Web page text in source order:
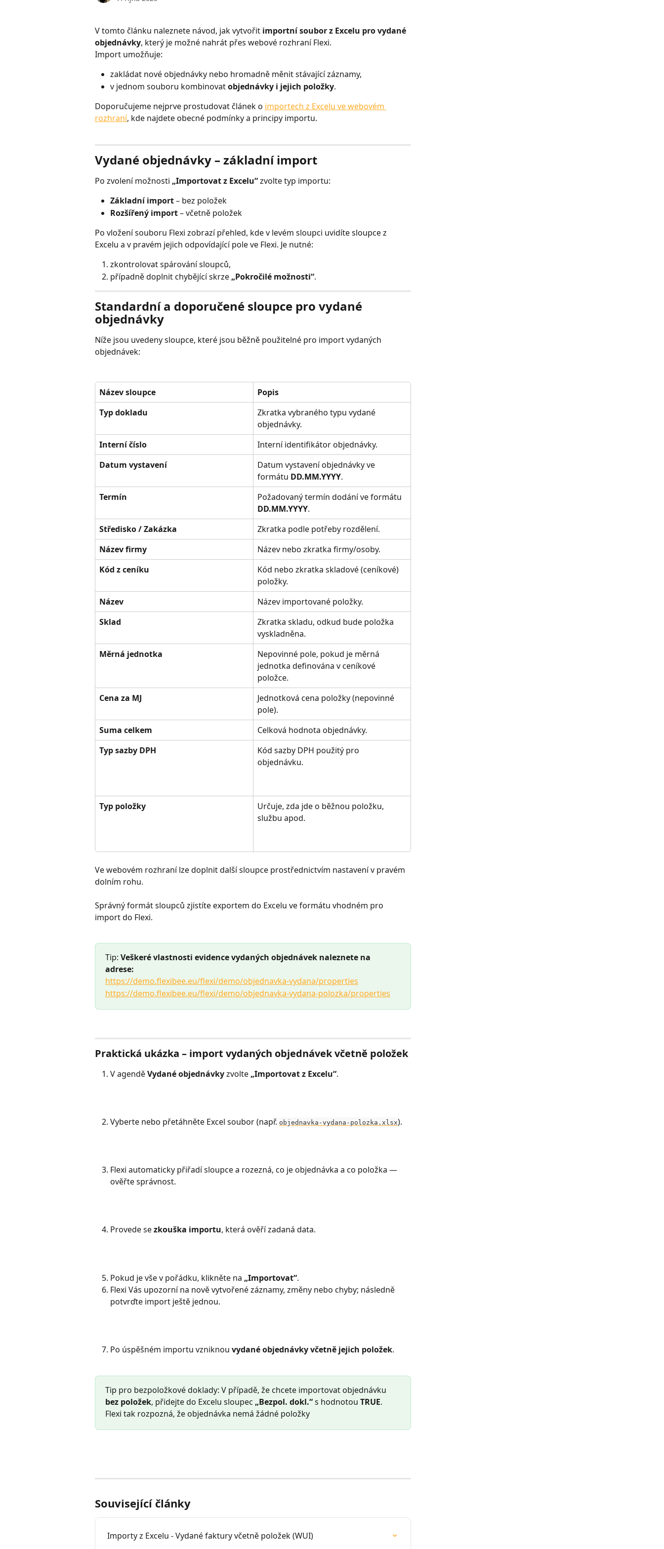
V tomto článku naleznete návod, jak vytvořit importní soubor z Excelu pro vydané
objednávky, který je možné nahrát přes webové rozhraní Flexi.
Import umožňuje:
zakládat nové objednávky nebo hromadně měnit stávající záznamy,
v jednom souboru kombinovat objednávky i jejich položky.
Doporučujeme nejprve prostudovat článek o importech z Excelu ve webovém
rozhraní, kde najdete obecné podmínky a principy importu.
Vydané objednávky – základní import
Po zvolení možnosti „Importovat z Excelu“ zvolte typ importu:
Základní import – bez položek
Rozšířený import – včetně položek
Po vložení souboru Flexi zobrazí přehled, kde v levém sloupci uvidíte sloupce z
Excelu a v pravém jejich odpovídající pole ve Flexi. Je nutné:
zkontrolovat spárování sloupců,
případně doplnit chybějící skrze „Pokročilé možnosti“.
Standardní a doporučené sloupce pro vydané
objednávky
Níže jsou uvedeny sloupce, které jsou běžně použitelné pro import vydaných
objednávek:
Název sloupce
Popis
Typ dokladu
Zkratka vybraného typu vydané
objednávky.
Interní číslo
Interní identifikátor objednávky.
Datum vystavení
Datum vystavení objednávky ve
formátu DD.MM.YYYY.
Termín
Požadovaný termín dodání ve formátu
DD.MM.YYYY.
Středisko / Zakázka
Zkratka podle potřeby rozdělení.
Název firmy
Název nebo zkratka firmy/osoby.
Kód z ceníku
Kód nebo zkratka skladové (ceníkové)
položky.
Název
Název importované položky.
Sklad
Zkratka skladu, odkud bude položka
vyskladněna.
Měrná jednotka
Nepovinné pole, pokud je měrná
jednotka definována v ceníkové
položce.
Cena za MJ
Jednotková cena položky (nepovinné
pole).
Suma celkem
Celková hodnota objednávky.
Typ sazby DPH
Kód sazby DPH použitý pro
objednávku.
Typ položky
Určuje, zda jde o běžnou položku,
službu apod.
Ve webovém rozhraní lze doplnit další sloupce prostřednictvím nastavení v pravém
dolním rohu.
Správný formát sloupců zjistíte exportem do Excelu ve formátu vhodném pro
import do Flexi.
Tip: Veškeré vlastnosti evidence vydaných objednávek naleznete na
adrese:
https://demo.flexibee.eu/flexi/demo/objednavka-vydana/properties
https://demo.flexibee.eu/flexi/demo/objednavka-vydana-polozka/properties
Praktická ukázka – import vydaných objednávek včetně položek
V agendě Vydané objednávky zvolte „Importovat z Excelu“.
Vyberte nebo přetáhněte Excel soubor (např. objednavka-vydana-polozka.xlsx).
Flexi automaticky přiřadí sloupce a rozezná, co je objednávka a co položka —
ověřte správnost.
Provede se zkouška importu, která ověří zadaná data.
Pokud je vše v pořádku, klikněte na „Importovat“.
Flexi Vás upozorní na nově vytvořené záznamy, změny nebo chyby; následně
potvrďte import ještě jednou.
Po úspěšném importu vzniknou vydané objednávky včetně jejich položek.
Tip pro bezpoložkové doklady: V případě, že chcete importovat objednávku
bez položek, přidejte do Excelu sloupec „Bezpol. dokl.“ s hodnotou TRUE.
Flexi tak rozpozná, že objednávka nemá žádné položky
Související články
Importy z Excelu - Vydané faktury včetně položek (WUI)